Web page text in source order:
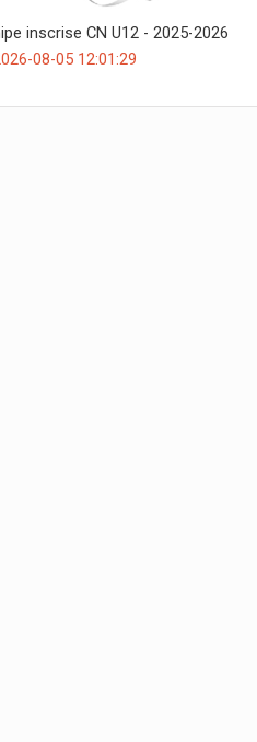
inscrise CN U12 - 2025-2026
08-05 12:01:29